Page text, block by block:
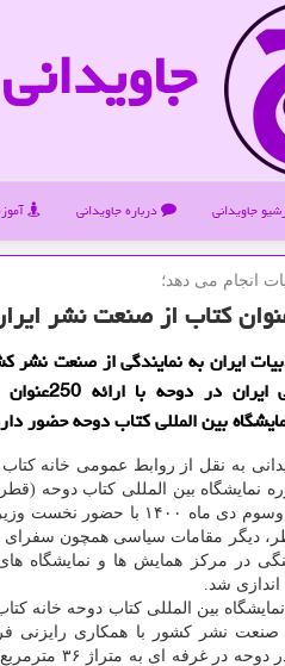
جاویدانی
جاویدانی درباره جاویدانی
انجام می دهد؛
ایران به نمایندگی از صنعت نشر
رایزنی فرهنگی
بین المللی کتاب دوحه حضور
به نقل از روابط عمومی خانه کتاب
نمایشگاه بین المللی کتاب دوحه
پنجشنبه بیست وسوم دی ماه ۱۴۰۰ با
دیگر مقامات سیاسی همچون
در مرکز همایش ها و نمایشگاه
اندازی شد.
بین المللی کتاب دوحه خانه
صنعت نشر کشور با همکاری رایزنی
اسلامی ایران در